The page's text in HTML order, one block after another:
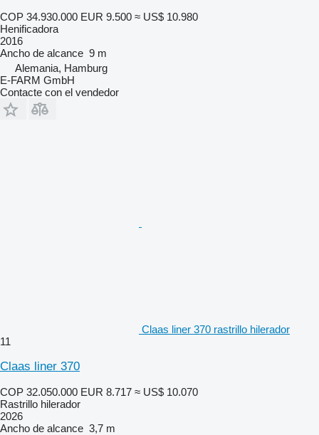
COP 34.930.000 EUR 9.500 ≈ US$ 10.980
Henificadora
2016
Ancho de alcance 9 m
Alemania, Hamburg
E-FARM GmbH
Contacte con el vendedor
Claas liner 370 rastrillo hilerador
11
Claas liner 370
COP 32.050.000 EUR 8.717 ≈ US$ 10.070
Rastrillo hilerador
2026
Ancho de alcance 3,7 m